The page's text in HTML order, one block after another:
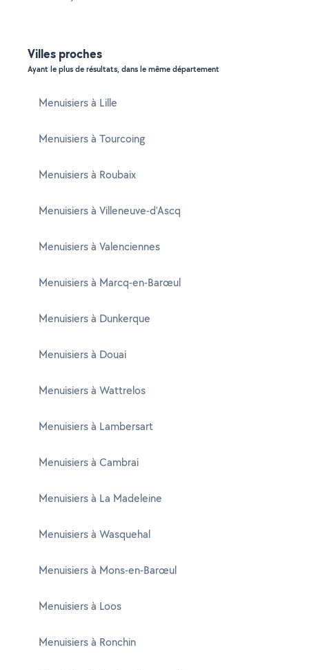
Villes proches
Ayant le plus de résultats, dans le même département
Menuisiers à Lille
Menuisiers à Tourcoing
Menuisiers à Roubaix
Menuisiers à Villeneuve-d'Ascq
Menuisiers à Valenciennes
Menuisiers à Marcq-en-Barœul
Menuisiers à Dunkerque
Menuisiers à Douai
Menuisiers à Wattrelos
Menuisiers à Lambersart
Menuisiers à Cambrai
Menuisiers à La Madeleine
Menuisiers à Wasquehal
Menuisiers à Mons-en-Barœul
Menuisiers à Loos
Menuisiers à Ronchin